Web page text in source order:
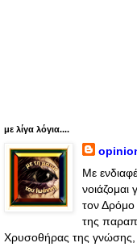
με λίγα λόγια....
Με
νοιάζομαι
τον
της
Χρυσοθήρας της γνώσης,